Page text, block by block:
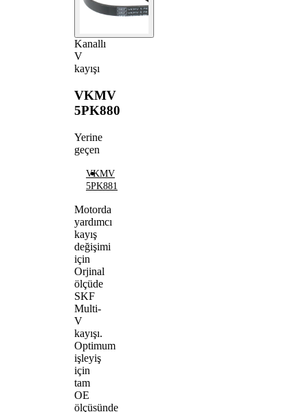
Kanallı
V
kayışı
VKMV
5PK880
Yerine
geçen
VKMV
5PK881
Motorda
yardımcı
kayış
değişimi
için
Orjinal
ölçüde
SKF
Multi-
V
kayışı.
Optimum
işleyiş
için
tam
OE
ölçüsünde